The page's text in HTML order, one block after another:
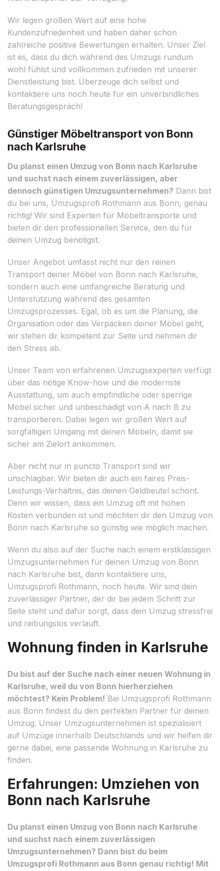
Wir legen großen Wert auf eine hohe
Kundenzufriedenheit und haben daher schon
zahlreiche positive Bewertungen erhalten. Unser Ziel
ist es, dass du dich während des Umzugs rundum
wohl fühlst und vollkommen zufrieden mit unserer
Dienstleistung bist. Überzeuge dich selbst und
kontaktiere uns noch heute für ein unverbindliches
Beratungsgespräch!
Günstiger Möbeltransport von Bonn
nach Karlsruhe
Du planst einen Umzug von Bonn nach Karlsruhe
und suchst nach einem zuverlässigen, aber
dennoch günstigen Umzugsunternehmen? Dann bist
du bei uns, Umzugsprofi Rothmann aus Bonn, genau
richtig! Wir sind Experten für Möbeltransporte und
bieten dir den professionellen Service, den du für
deinen Umzug benötigst.
Unser Angebot umfasst nicht nur den reinen
Transport deiner Möbel von Bonn nach Karlsruhe,
sondern auch eine umfangreiche Beratung und
Unterstützung während des gesamten
Umzugsprozesses. Egal, ob es um die Planung, die
Organisation oder das Verpacken deiner Möbel geht,
wir stehen dir kompetent zur Seite und nehmen dir
den Stress ab.
Unser Team von erfahrenen Umzugsexperten verfügt
über das nötige Know-how und die modernste
Ausstattung, um auch empfindliche oder sperrige
Möbel sicher und unbeschädigt von A nach B zu
transportieren. Dabei legen wir großen Wert auf
sorgfältigen Umgang mit deinen Möbeln, damit sie
sicher am Zielort ankommen.
Aber nicht nur in puncto Transport sind wir
unschlagbar. Wir bieten dir auch ein faires Preis-
Leistungs-Verhältnis, das deinen Geldbeutel schont.
Denn wir wissen, dass ein Umzug oft mit hohen
Kosten verbunden ist und möchten dir den Umzug von
Bonn nach Karlsruhe so günstig wie möglich machen.
Wenn du also auf der Suche nach einem erstklassigen
Umzugsunternehmen für deinen Umzug von Bonn
nach Karlsruhe bist, dann kontaktiere uns,
Umzugsprofi Rothmann, noch heute. Wir sind dein
zuverlässiger Partner, der dir bei jedem Schritt zur
Seite steht und dafür sorgt, dass dein Umzug stressfrei
und reibungslos verläuft.
Wohnung finden in Karlsruhe
Du bist auf der Suche nach einer neuen Wohnung in
Karlsruhe, weil du von Bonn hierherziehen
möchtest? Kein Problem! Bei Umzugsprofi Rothmann
aus Bonn findest du den perfekten Partner für deinen
Umzug. Unser Umzugsunternehmen ist spezialisiert
auf Umzüge innerhalb Deutschlands und wir helfen dir
gerne dabei, eine passende Wohnung in Karlsruhe zu
finden.
Erfahrungen: Umziehen von
Bonn nach Karlsruhe
Du planst einen Umzug von Bonn nach Karlsruhe
und suchst nach einem zuverlässigen
Umzugsunternehmen? Dann bist du beim
Umzugsprofi Rothmann aus Bonn genau richtig! Mit